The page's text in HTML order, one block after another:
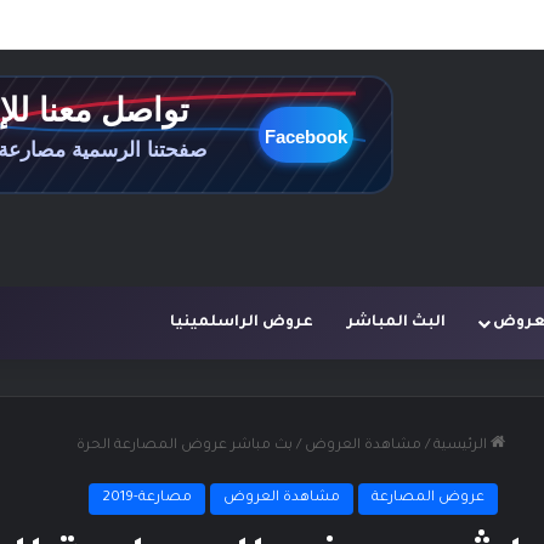
البث المباشر عروض الراسلمينيا
الرئيسية / مشاهدة العروض / بث مباشر عروض المصارعة الحرة
عروض المصارعة مشاهدة العروض مصارعة-2019